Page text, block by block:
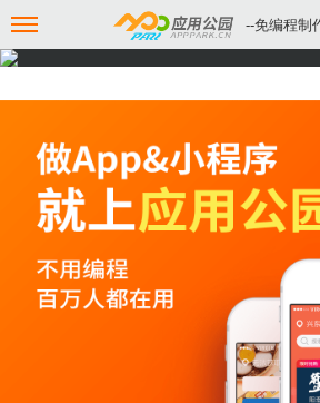
--免编程制